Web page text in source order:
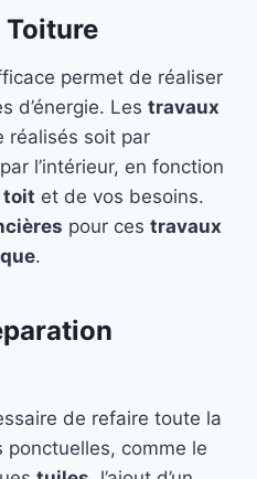
Toiture
permet de réaliser
d’énergie. Les travaux
réalisés soit par
l’intérieur, en fonction
toit et de vos besoins.
pour ces travaux
.
de refaire toute la
ponctuelles, comme le